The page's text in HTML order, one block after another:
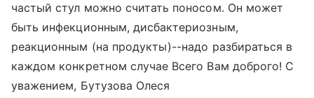
частый стул можно считать поносом. Он может
быть инфекционным, дисбактериозным,
реакционным (на продукты)--надо разбираться в
каждом конкретном случае Всего Вам доброго! С
уважением, Бутузова Олеся